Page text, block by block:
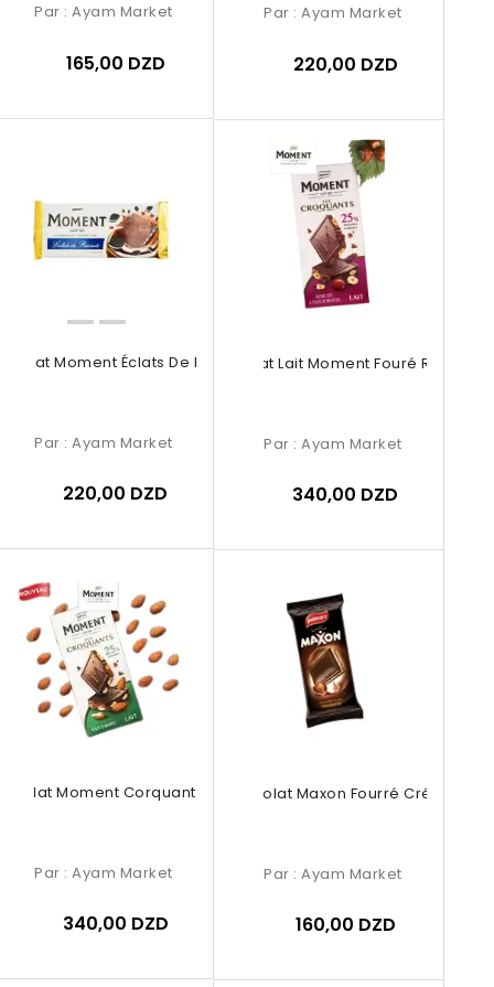
Par : Ayam Market
165,00 DZD
Par : Ayam Market
220,00 DZD
Moment Éclats De Biscuits
Par : Ayam Market
220,00 DZD
Chocolat Lait Moment Fouré Raisins...
Par : Ayam Market
340,00 DZD
Moment Corquant Au Lait
Par : Ayam Market
340,00 DZD
Chocolat Maxon Fourré Créme...
Par : Ayam Market
160,00 DZD